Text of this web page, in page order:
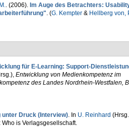
. (2006). Im Auge des Betrachters:
. (G. Kempter& Hellberg von,
für E-Learning: Support-
, Entwicklung von Medienkompetenz im
des Landes Nordrhein-Westfalen,
unter Druck (Interview). In U. Reinhard
is Verlagsgesellschaft.